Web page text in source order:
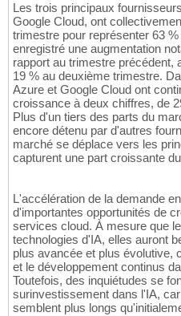
Les trois principaux
Google Cloud, ont
trimestre pour représenter 63
enregistré une augmentation
rapport au trimestre
19 % au deuxième trimestre.
Azure et Google Cloud ont
croissance à deux chiffres, de
Plus d'un tiers des parts du
encore détenu par d'autres
marché se déplace vers les
capturent une part croissante
L'accélération de la demande
d'importantes opportunités de
services cloud. À mesure que
technologies d'IA, elles auront
plus avancée et plus évolutive,
et le développement continus
Toutefois, des inquiétudes se
surinvestissement dans l'IA,
semblent plus longs